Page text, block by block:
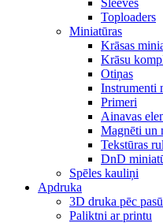
Sleeves
Toploaders
Miniatūras
Krāsas
Krāsu
Otiņas
Instrumenti
Primeri
Ainavas
Magnēti un
Tekstūras
DnD
Spēles kauliņi
Apdruka
3D druka pēc
Paliktni ar printu